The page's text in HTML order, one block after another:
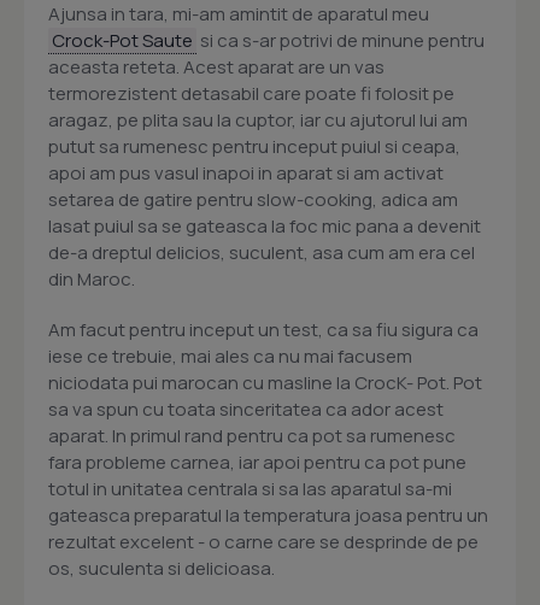
Ajunsa in tara, mi-am amintit de aparatul meu
Crock-Pot Saute si ca s-ar potrivi de minune pentru
aceasta reteta. Acest aparat are un vas
termorezistent detasabil care poate fi folosit pe
aragaz, pe plita sau la cuptor, iar cu ajutorul lui am
putut sa rumenesc pentru inceput puiul si ceapa,
apoi am pus vasul inapoi in aparat si am activat
setarea de gatire pentru slow-cooking, adica am
lasat puiul sa se gateasca la foc mic pana a devenit
de-a dreptul delicios, suculent, asa cum am era cel
din Maroc.
Am facut pentru inceput un test, ca sa fiu sigura ca
iese ce trebuie, mai ales ca nu mai facusem
niciodata pui marocan cu masline la CrocK- Pot. Pot
sa va spun cu toata sinceritatea ca ador acest
aparat. In primul rand pentru ca pot sa rumenesc
fara probleme carnea, iar apoi pentru ca pot pune
totul in unitatea centrala si sa las aparatul sa-mi
gateasca preparatul la temperatura joasa pentru un
rezultat excelent - o carne care se desprinde de pe
os, suculenta si delicioasa.